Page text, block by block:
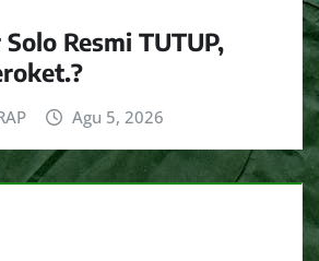
Resmi TUTUP,
Agu 5, 2026